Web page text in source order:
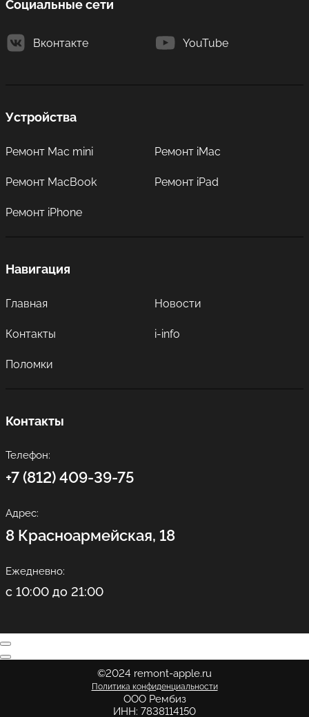
Социальные сети
Вконтакте YouTube
Устройства
Ремонт Mac mini Ремонт iMac
Ремонт MacBook Ремонт iPad
Ремонт iPhone
Навигация
Главная Новости
Контакты i-info
Поломки
Контакты
Телефон:
+7 (812) 409-39-75
Адрес:
8 Красноармейская, 18
Ежедневно:
с 10:00 до 21:00
©2024 remont-apple.ru
Политика конфиденциальности
ООО Рембиз
ИНН: 7838114150